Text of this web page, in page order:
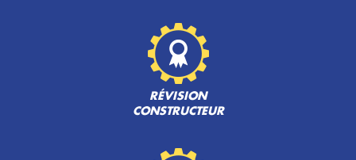
RÉVISION
CONSTRUCTEUR